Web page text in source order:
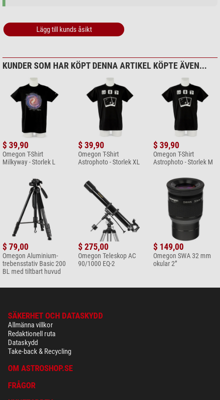
Designad och tryckt i EU
Passa på nu och säkra din Astro-tröja.
Lägg till kunds åsikt
KUNDER SOM HAR KÖPT DENNA ARTIKEL KÖPTE ÄVEN...
$ 39,90
Omegon T-Shirt
Milkyway - Storlek L
$ 39,90
Omegon T-Shirt
Astrophoto - Storlek XL
$ 39,90
Omegon T-Shirt
Astrophoto - Storlek M
$ 79,00
Omegon Aluminium-
trebensstativ Basic 200
BL med tiltbart huvud
$ 275,00
Omegon Teleskop AC
90/1000 EQ-2
$ 149,00
Omegon SWA 32 mm
okular 2”
SÄKERHET OCH DATASKYDD
Allmänna villkor
Redaktionell ruta
Dataskydd
Take-back & Recycling
OM ASTROSHOP.SE
FRÅGOR